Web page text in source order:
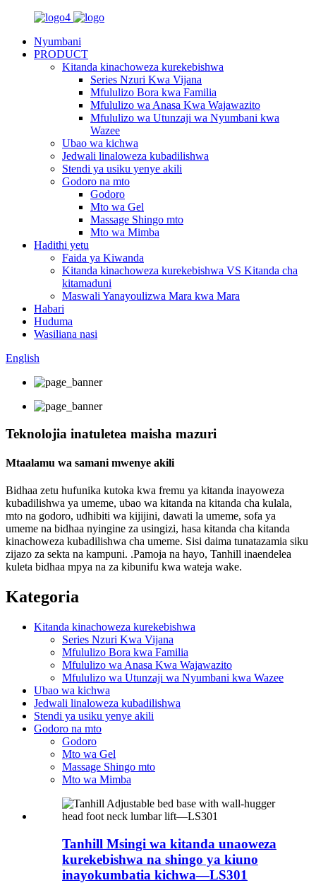
Nyumbani
PRODUCT
Kitanda kinachoweza kurekebishwa
Series Nzuri Kwa Vijana
Mfululizo Bora kwa Familia
Mfululizo wa Anasa Kwa Wajawazito
Mfululizo wa Utunzaji wa Nyumbani kwa
Wazee
Ubao wa kichwa
Jedwali linaloweza kubadilishwa
Stendi ya usiku yenye akili
Godoro na mto
Godoro
Mto wa Gel
Massage Shingo mto
Mto wa Mimba
Hadithi yetu
Faida ya Kiwanda
Kitanda kinachoweza kurekebishwa VS Kitanda cha
kitamaduni
Maswali Yanayoulizwa Mara kwa Mara
Habari
Huduma
Wasiliana nasi
English
Teknolojia inatuletea maisha mazuri
Mtaalamu wa samani mwenye akili
Bidhaa zetu hufunika kutoka kwa fremu ya kitanda inayoweza
kubadilishwa ya umeme, ubao wa kitanda na kitanda cha kulala,
mto na godoro, udhibiti wa kijijini, dawati la umeme, sofa ya
umeme na bidhaa nyingine za usingizi, hasa kitanda cha kitanda
kinachoweza kubadilishwa cha umeme. Sisi daima tunatazamia siku
zijazo za sekta na kampuni. .Pamoja na hayo, Tanhill inaendelea
kuleta bidhaa mpya na za kibunifu kwa wateja wake.
Kategoria
Kitanda kinachoweza kurekebishwa
Series Nzuri Kwa Vijana
Mfululizo Bora kwa Familia
Mfululizo wa Anasa Kwa Wajawazito
Mfululizo wa Utunzaji wa Nyumbani kwa Wazee
Ubao wa kichwa
Jedwali linaloweza kubadilishwa
Stendi ya usiku yenye akili
Godoro na mto
Godoro
Mto wa Gel
Massage Shingo mto
Mto wa Mimba
Tanhill Msingi wa kitanda unaoweza
kurekebishwa na shingo ya kiuno
inayokumbatia kichwa—LS301